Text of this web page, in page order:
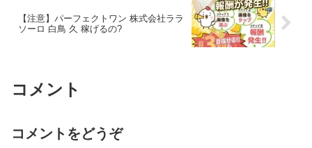
【注意】パーフェクトワン 株式会社ララ
ソーロ 白鳥 久 稼げるの?
コメント
コメントをどうぞ